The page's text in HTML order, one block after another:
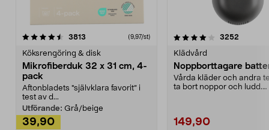
3813 (9,97/st)
Köksrengöring & disk
Mikrofiberduk 32 x 31 cm, 4-
pack
Aftonbladets "självklara favorit” i
test av d...
Utförande: Grå/beige
39,90
4.0av 5 stjärnor 3252
Klädvård
Noppborttagare
Vårda kläder och andra
ta bort noppor och ludd.
149,90
4.5av 5 stjärnor